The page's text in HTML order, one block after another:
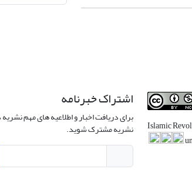
Islamic
اشتراک خبرنامه
برای دریافت اخبار و اطلاعیه های مهم
نشریه مشترک شوید.